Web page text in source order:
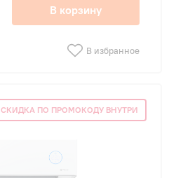
В корзину
В избранное
СКИДКА ПО ПРОМОКОДУ ВНУТРИ